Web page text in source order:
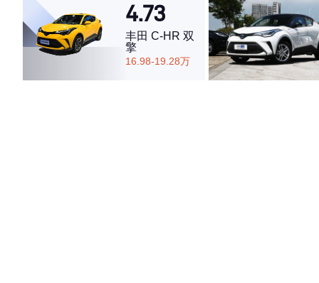
4.73
丰田 C-HR 双
擎
16.98-19.28万